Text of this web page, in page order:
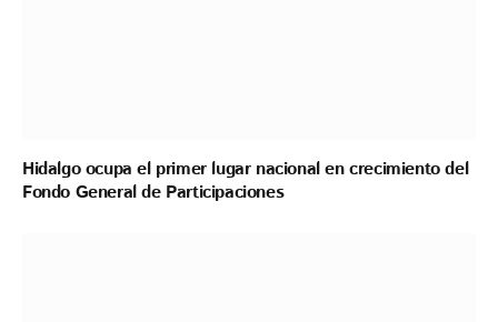
Hidalgo ocupa el primer lugar nacional en crecimiento del
Fondo General de Participaciones